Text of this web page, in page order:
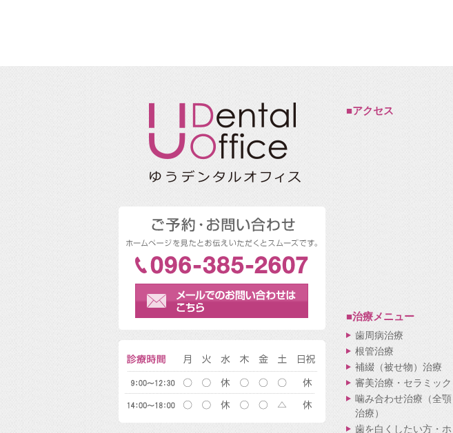
■アクセス
■治療メニュー
歯周病治療
根管治療
補綴（被せ物）治療
審美治療・セラミック
噛み合わせ治療（全顎
治療）
歯を白くしたい方・ホ